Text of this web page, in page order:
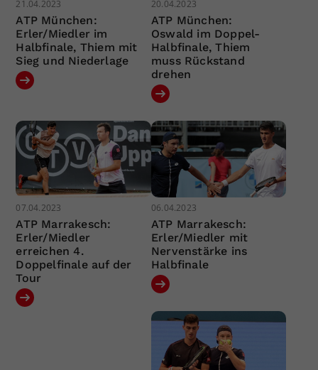
21.04.2023
ATP München:
Erler/Miedler im
Halbfinale, Thiem mit
Sieg und Niederlage
20.04.2023
ATP München:
Oswald im Doppel-
Halbfinale, Thiem
muss Rückstand
drehen
07.04.2023
ATP Marrakesch:
Erler/Miedler
erreichen 4.
Doppelfinale auf der
Tour
06.04.2023
ATP Marrakesch:
Erler/Miedler mit
Nervenstärke ins
Halbfinale